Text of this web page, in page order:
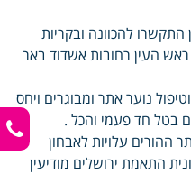
התקשרו להכוונה ובקריות
ראש העין רחובות אשדוד באר
נוער אתר ומבוגרים ויחס
בטל חד פעמי והכל .
ההורים עלויות לאבחון
התאמת ירושלים מודיעין